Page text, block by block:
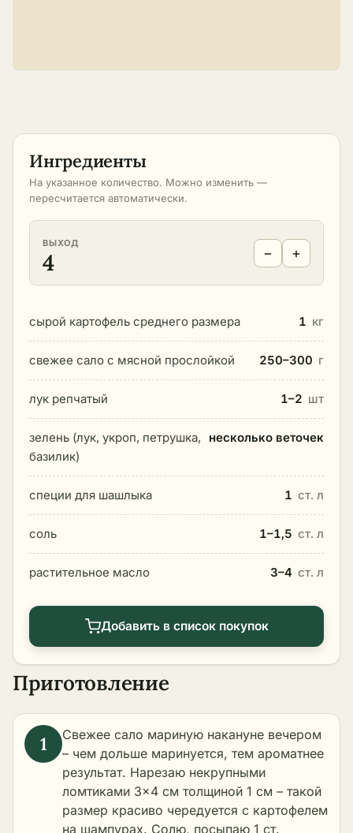
Ингредиенты
На указанное количество. Можно изменить —
пересчитается автоматически.
ВЫХОД
4 − +
сырой картофель среднего размера 1 кг
свежее сало с мясной прослойкой 250–300 г
лук репчатый 1–2 шт
зелень (лук, укроп, петрушка,
базилик)
несколько веточек
специи для шашлыка 1 ст. л
соль 1–1,5 ст. л
растительное масло 3–4 ст. л
Добавить в список покупок
Приготовление
Свежее сало мариную накануне вечером
– чем дольше маринуется, тем ароматнее
результат. Нарезаю некрупными
ломтиками 3×4 см толщиной 1 см – такой
размер красиво чередуется с картофелем
на шампурах. Солю, посыпаю 1 ст.